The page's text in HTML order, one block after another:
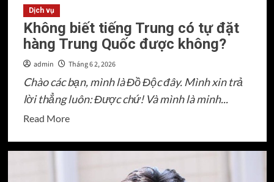
mới
bắt
Dịch vụ
Không biết tiếng Trung có tự đặt
hàng Trung Quốc được không?
admin Tháng 6 2, 2026
Chào các bạn, mình là Đồ Độc đây. Mình xin trả
lời thẳng luôn: Được chứ! Và mình là minh...
Read MoreRead
about